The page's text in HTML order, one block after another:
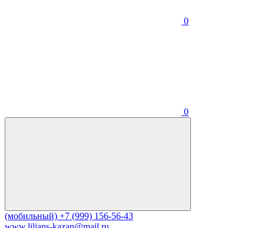
0
0
(мобильный) +7 (999) 156-56-43